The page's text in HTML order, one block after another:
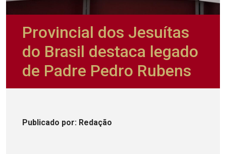
Provincial dos Jesuítas
do Brasil destaca legado
de Padre Pedro Rubens
Publicado por: Redação